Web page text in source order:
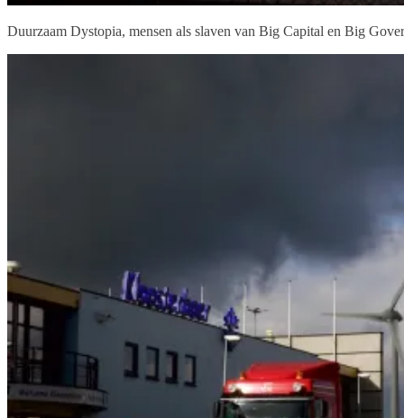
Duurzaam Dystopia, mensen als slaven van Big Capital en Big